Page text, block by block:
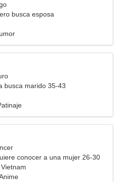
busca esposa
busca marido 35-43
conocer a una mujer 26-30